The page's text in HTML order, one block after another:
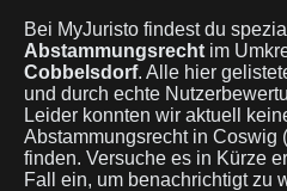
Bei MyJuristo findest du
Abstammungsrecht im
Cobbelsdorf. Alle hier
und durch echte
Leider konnten wir aktuell
Abstammungsrecht in Coswig
finden. Versuche es in Kürze
Fall ein, um benachrichtigt zu